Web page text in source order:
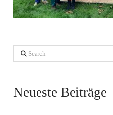
Search
Neueste Beiträge